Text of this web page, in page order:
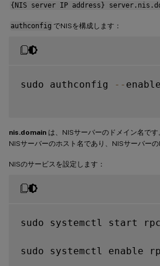
{NIS server IP address}
authconfig でNISを構成します：
sudo authconfig --
nis.domain は、NISサーバーのドメイン名です
NISサーバーのホスト名であり、NISサーバーの
NISのサービスを設定します：
sudo systemctl start
sudo systemctl enable